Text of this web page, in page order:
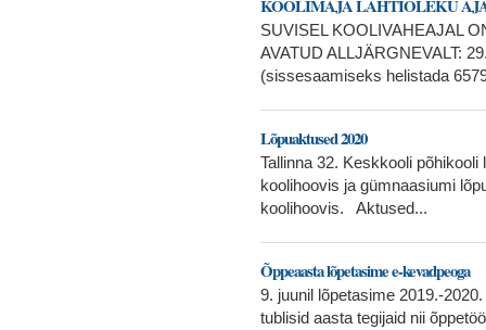
KOOLIMAJA LAHTIOLEKU
SUVISEL KOOLIVAHEAJAL
AVATUD ALLJÄRGNEVALT:
(sissesaamiseks helistada
Lõpuaktused 2020
Tallinna 32. Keskkooli
koolihoovis ja gümnaasiumi
koolihoovis. Aktused...
Õppeaasta lõpetasime e-kevadpeoga
9. juunil lõpetasime 2019.-
tublisid aasta tegijaid nii